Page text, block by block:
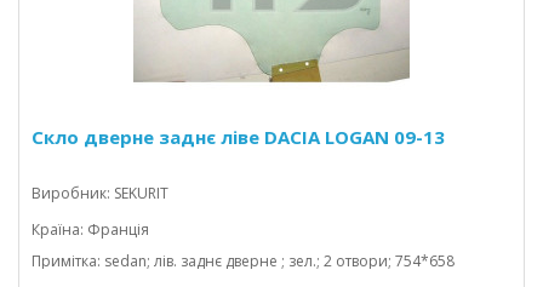
Скло дверне заднє ліве DACIA LOGAN 09-13
Виробник: SEKURIT
Країна: Франція
Примітка: sedan; лів. заднє дверне ; зел.; 2 отвори; 754*658